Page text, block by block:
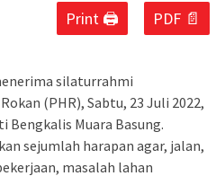
Print 🖨 PDF 📄
silaturrahmi
(PHR), Sabtu, 23 Juli 2022,
Muara Basung.
sejumlah harapan agar, jalan,
masalah lahan